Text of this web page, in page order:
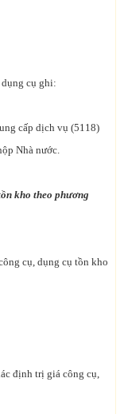
cụ ghi:
cấp dịch vụ (5118)
Nhà nước.
kho theo phương
cụ, dụng cụ tồn kho
định trị giá công cụ,